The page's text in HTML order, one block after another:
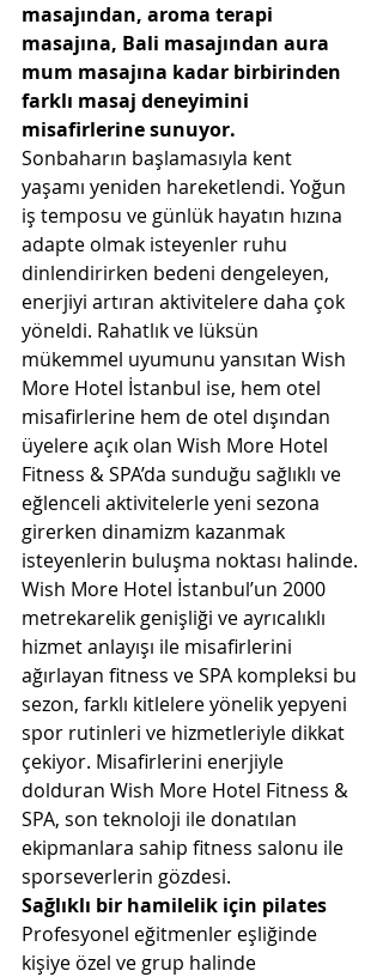
masajından, aroma terapi
masajına, Bali masajından aura
mum masajına kadar birbirinden
farklı masaj deneyimini
misafirlerine sunuyor.
Sonbaharın başlamasıyla kent
yaşamı yeniden hareketlendi. Yoğun
iş temposu ve günlük hayatın hızına
adapte olmak isteyenler ruhu
dinlendirirken bedeni dengeleyen,
enerjiyi artıran aktivitelere daha çok
yöneldi. Rahatlık ve lüksün
mükemmel uyumunu yansıtan Wish
More Hotel İstanbul ise, hem otel
misafirlerine hem de otel dışından
üyelere açık olan Wish More Hotel
Fitness & SPA’da sunduğu sağlıklı ve
eğlenceli aktivitelerle yeni sezona
girerken dinamizm kazanmak
isteyenlerin buluşma noktası halinde.
Wish More Hotel İstanbul’un 2000
metrekarelik genişliği ve ayrıcalıklı
hizmet anlayışı ile misafirlerini
ağırlayan fitness ve SPA kompleksi bu
sezon, farklı kitlelere yönelik yepyeni
spor rutinleri ve hizmetleriyle dikkat
çekiyor. Misafirlerini enerjiyle
dolduran Wish More Hotel Fitness &
SPA, son teknoloji ile donatılan
ekipmanlara sahip fitness salonu ile
sporseverlerin gözdesi.
Sağlıklı bir hamilelik için pilates
Profesyonel eğitmenler eşliğinde
kişiye özel ve grup halinde